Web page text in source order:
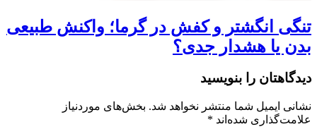
تنگی انگشتر و کفش در گرما؛ واکنش طبیعی
بدن یا هشدار جدی؟
دیدگاهتان را بنویسید
نشانی ایمیل شما منتشر نخواهد شد. بخش‌های موردنیاز
علامت‌گذاری شده‌اند *